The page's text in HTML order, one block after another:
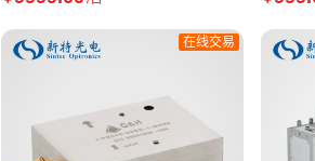
在线交易